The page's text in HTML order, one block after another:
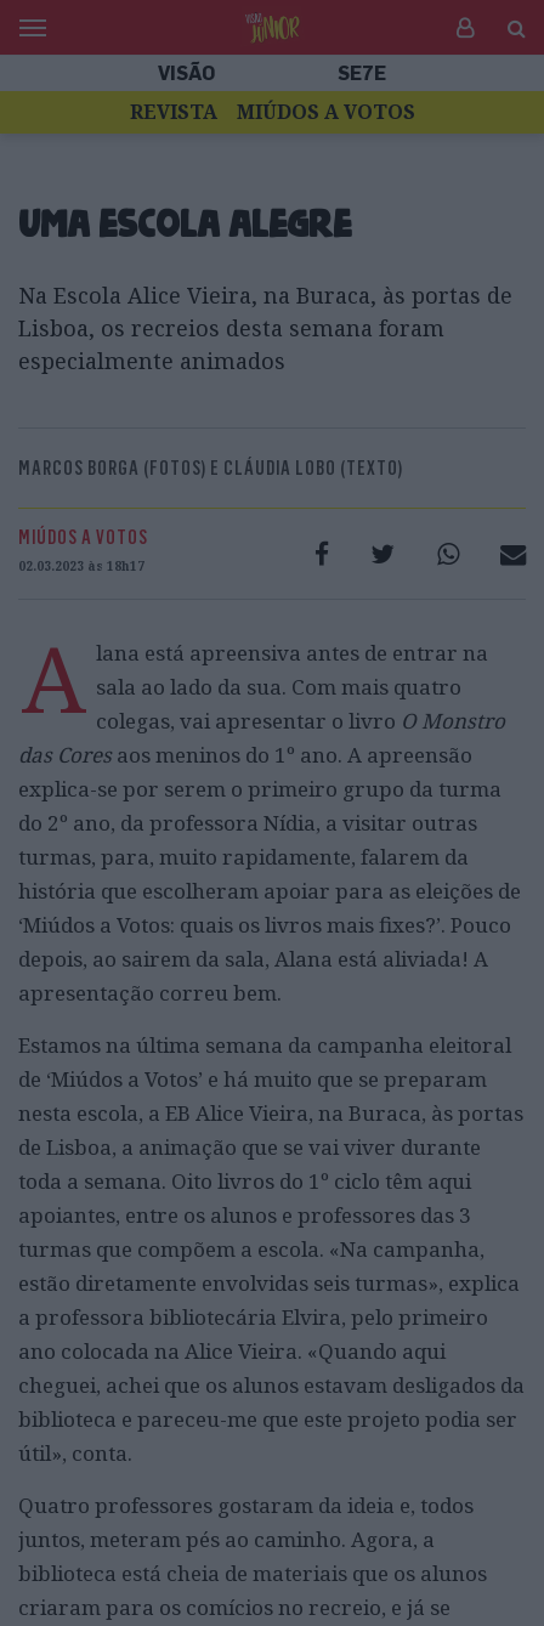
VISÃO SE7E
REVISTA MIÚDOS A VOTOS
Uma escola alegre
Na Escola Alice Vieira, na Buraca, às portas de
Lisboa, os recreios desta semana foram
especialmente animados
MARCOS BORGA (FOTOS) E CLÁUDIA LOBO (TEXTO)
MIÚDOS A VOTOS
02.03.2023 às 18h17
A lana está apreensiva antes de entrar na
sala ao lado da sua. Com mais quatro
colegas, vai apresentar o livro O Monstro
das Cores aos meninos do 1º ano. A apreensão
explica-se por serem o primeiro grupo da turma
do 2º ano, da professora Nídia, a visitar outras
turmas, para, muito rapidamente, falarem da
história que escolheram apoiar para as eleições de
‘Miúdos a Votos: quais os livros mais fixes?’. Pouco
depois, ao sairem da sala, Alana está aliviada! A
apresentação correu bem.
Estamos na última semana da campanha eleitoral
de ‘Miúdos a Votos’ e há muito que se preparam
nesta escola, a EB Alice Vieira, na Buraca, às portas
de Lisboa, a animação que se vai viver durante
toda a semana. Oito livros do 1º ciclo têm aqui
apoiantes, entre os alunos e professores das 3
turmas que compõem a escola. «Na campanha,
estão diretamente envolvidas seis turmas», explica
a professora bibliotecária Elvira, pelo primeiro
ano colocada na Alice Vieira. «Quando aqui
cheguei, achei que os alunos estavam desligados da
biblioteca e pareceu-me que este projeto podia ser
útil», conta.
Quatro professores gostaram da ideia e, todos
juntos, meteram pés ao caminho. Agora, a
biblioteca está cheia de materiais que os alunos
criaram para os comícios no recreio, e já se